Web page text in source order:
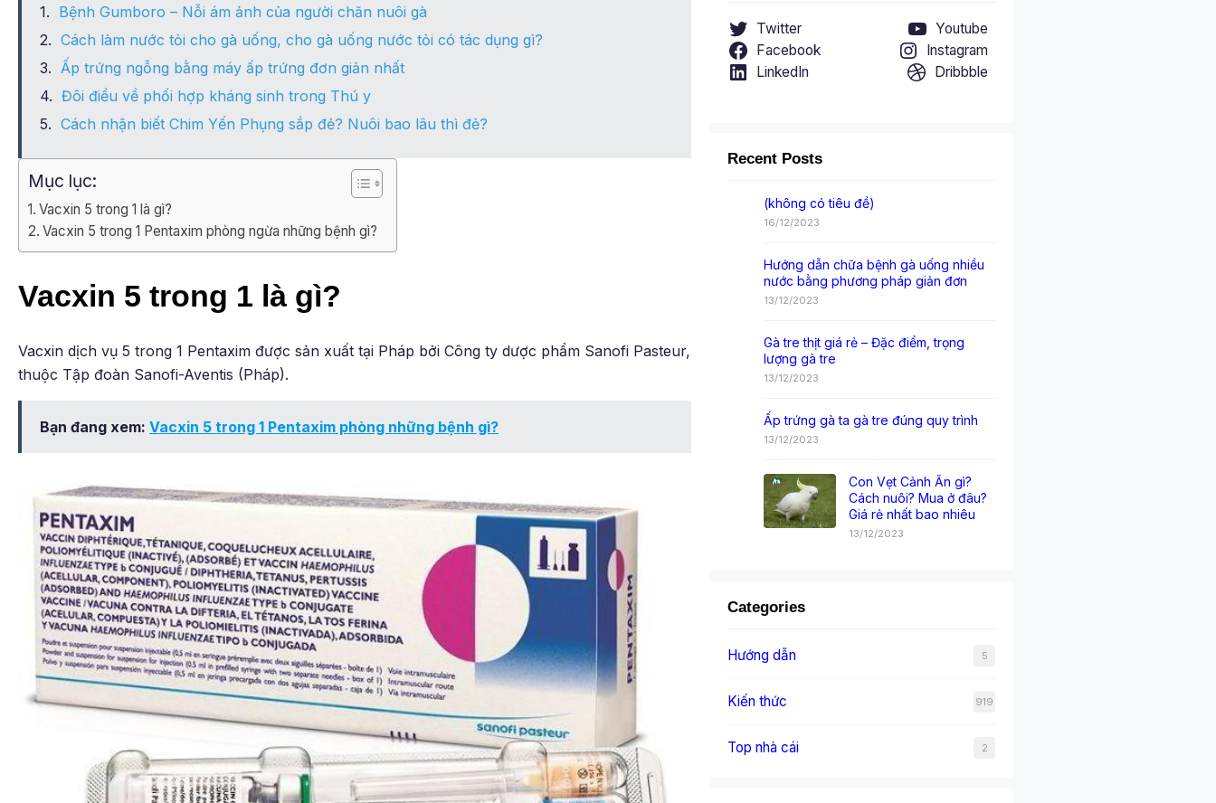
Bệnh Gumboro – Nỗi ám ảnh của người chăn nuôi gà
Cách làm nước tỏi cho gà uống, cho gà uống nước tỏi có tác dụng gì?
Ấp trứng ngỗng bằng máy ấp trứng đơn giản nhất
Đôi điều về phối hợp kháng sinh trong Thú y
Cách nhận biết Chim Yến Phụng sắp đẻ? Nuôi bao lâu thì đẻ?
Mục lục:
Vacxin 5 trong 1 là gì?
Vacxin 5 trong 1 Pentaxim phòng ngừa những bệnh gì?
Vacxin 5 trong 1 là gì?
Vacxin dịch vụ 5 trong 1 Pentaxim được sản xuất tại Pháp bởi Công ty dược phẩm Sanofi Pasteur,
thuộc Tập đoàn Sanofi-Aventis (Pháp).
Bạn đang xem: Vacxin 5 trong 1 Pentaxim phòng những bệnh gì?
Twitter
Youtube
Facebook
Instagram
LinkedIn
Dribbble
Recent Posts
(không có tiêu đề)
16/12/2023
Hướng dẫn chữa bệnh gà uống nhiều
nước bằng phương pháp giản đơn
13/12/2023
Gà tre thịt giá rẻ – Đặc điểm, trọng
lượng gà tre
13/12/2023
Ấp trứng gà ta gà tre đúng quy trình
13/12/2023
Con Vẹt Cảnh Ăn gì?
Cách nuôi? Mua ở đâu?
Giá rẻ nhất bao nhiêu
13/12/2023
Categories
Hướng dẫn 5
Kiến thức 919
Top nhà cái 2